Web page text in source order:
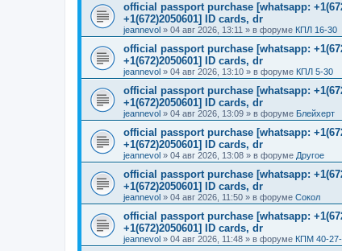
official passport purchase [whatsapp:
+1(672)2050601] ID cards, dr
jeannevol » 04 авг 2026, 13:11 » в форуме КПЛ 16-30
official passport purchase [whatsapp:
+1(672)2050601] ID cards, dr
jeannevol » 04 авг 2026, 13:10 » в форуме КПЛ 5-30
official passport purchase [whatsapp:
+1(672)2050601] ID cards, dr
jeannevol » 04 авг 2026, 13:09 » в форуме Блейхерт
official passport purchase [whatsapp:
+1(672)2050601] ID cards, dr
jeannevol » 04 авг 2026, 13:08 » в форуме Другое
official passport purchase [whatsapp:
+1(672)2050601] ID cards, dr
jeannevol » 04 авг 2026, 11:50 » в форуме Сокол
official passport purchase [whatsapp:
+1(672)2050601] ID cards, dr
jeannevol » 04 авг 2026, 11:48 » в форуме КПМ 40-27-